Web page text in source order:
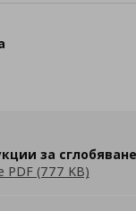
за сглобяване
PDF (777 KB)